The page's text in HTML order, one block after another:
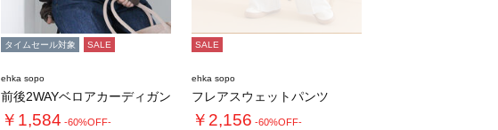
タイムセール対象 SALE
ehka sopo
前後2WAYベロアカーディガン
￥1,584 -60%OFF-
SALE
ehka sopo
フレアスウェットパンツ
￥2,156 -60%OFF-